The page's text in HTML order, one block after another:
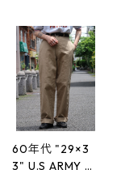
高円寺 ビンテ
ージ
60年代 "29×3
3" U.S ARMY チ